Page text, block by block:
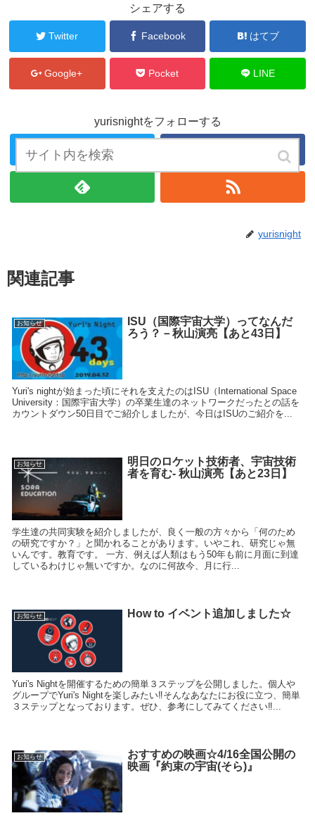
シェアする
Twitter Facebook はてブ
Google+ Pocket LINE
yurisnightをフォローする
yurisnight
関連記事
お知らせ
ISU（国際宇宙大学）ってなんだ
ろう？－秋山演亮【あと43日】
Yuri's nightが始まった頃にそれを支えたのはISU（International Space
University：国際宇宙大学）の卒業生達のネットワークだったとの話を
カウントダウン50日目でご紹介しましたが、今日はISUのご紹介を...
お知らせ
明日のロケット技術者、宇宙技術
者を育む- 秋山演亮【あと23日】
学生達の共同実験を紹介しましたが、良く一般の方々から「何のため
の研究ですか？」と聞かれることがあります。いやこれ、研究じゃ無
いんです。教育です。 一方、例えば人類はもう50年も前に月面に到達
しているわけじゃ無いですか。なのに何故今、月に行...
お知らせ How to イベント追加しました☆
Yuri's Nightを開催するための簡単３ステップを公開しました。個人や
グループでYuri's Nightを楽しみたい‼そんなあなたにお役に立つ、簡単
３ステップとなっております。ぜひ、参考にしてみてください‼...
お知らせ
おすすめの映画☆4/16全国公開の
映画『約束の宇宙(そら)』